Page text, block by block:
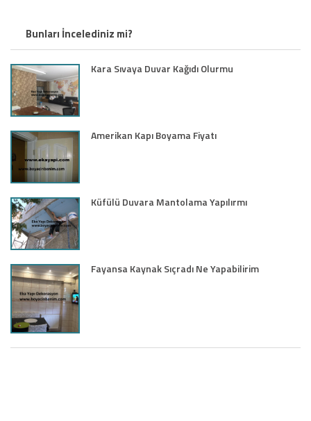
Bunları İncelediniz mi?
Kara Sıvaya Duvar Kağıdı Olurmu
Amerikan Kapı Boyama Fiyatı
Küfülü Duvara Mantolama Yapılırmı
Fayansa Kaynak Sıçradı Ne Yapabilirim